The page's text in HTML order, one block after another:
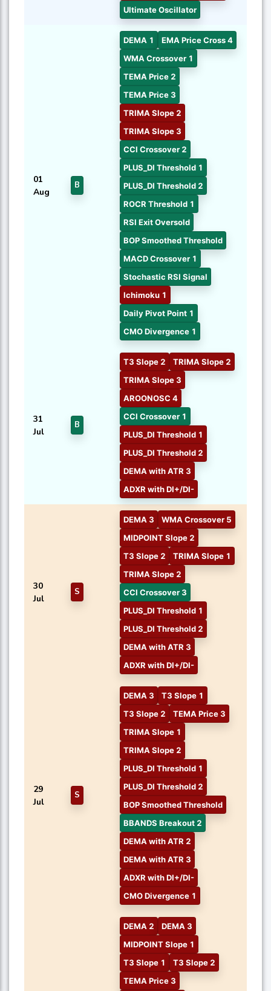
Ultimate Oscillator
01
Aug
B
DEMA 1
EMA Price Cross 4
WMA Crossover 1
TEMA Price 2
TEMA Price 3
TRIMA Slope 2
TRIMA Slope 3
CCI Crossover 2
PLUS_DI Threshold 1
PLUS_DI Threshold 2
ROCR Threshold 1
RSI Exit Oversold
BOP Smoothed Threshold
MACD Crossover 1
Stochastic RSI Signal
Ichimoku 1
Daily Pivot Point 1
CMO Divergence 1
31
Jul
B
T3 Slope 2
TRIMA Slope 2
TRIMA Slope 3
AROONOSC 4
CCI Crossover 1
PLUS_DI Threshold 1
PLUS_DI Threshold 2
DEMA with ATR 3
ADXR with DI+/DI-
30
Jul
S
DEMA 3
WMA Crossover 5
MIDPOINT Slope 2
T3 Slope 2
TRIMA Slope 1
TRIMA Slope 2
CCI Crossover 3
PLUS_DI Threshold 1
PLUS_DI Threshold 2
DEMA with ATR 3
ADXR with DI+/DI-
29
Jul
S
DEMA 3
T3 Slope 1
T3 Slope 2
TEMA Price 3
TRIMA Slope 1
TRIMA Slope 2
PLUS_DI Threshold 1
PLUS_DI Threshold 2
BOP Smoothed Threshold
BBANDS Breakout 2
DEMA with ATR 2
DEMA with ATR 3
ADXR with DI+/DI-
CMO Divergence 1
DEMA 2
DEMA 3
MIDPOINT Slope 1
T3 Slope 1
T3 Slope 2
TEMA Price 3